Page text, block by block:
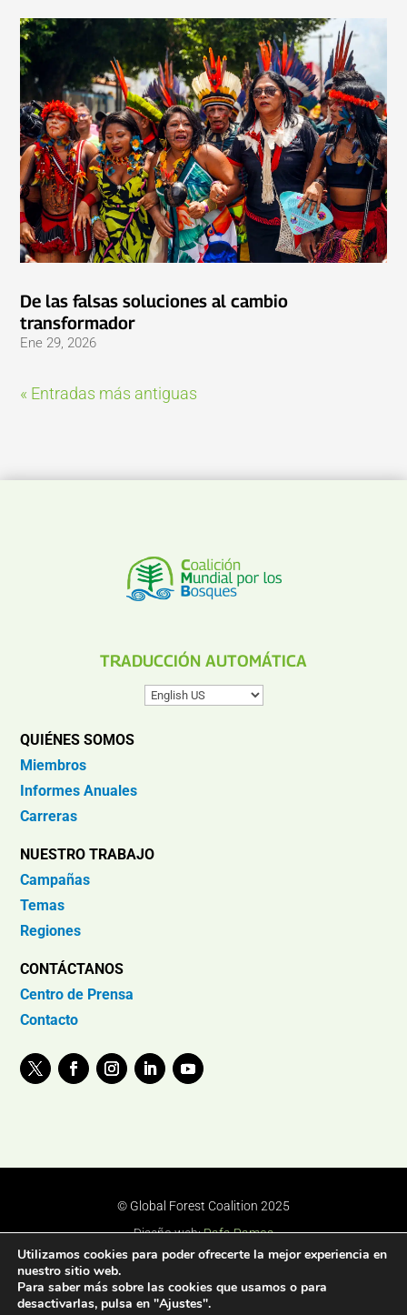
De las falsas soluciones al cambio
transformador
Ene 29, 2026
« Entradas más antiguas
TRADUCCIÓN AUTOMÁTICA
QUIÉNES SOMOS
Miembros
Informes Anuales
Carreras
NUESTRO TRABAJO
Campañas
Temas
Regiones
CONTÁCTANOS
Centro de Prensa
Contacto
© Global Forest Coalition 2025
Diseño web:Rafa Ramos
Utilizamos cookies para poder ofrecerte la mejor experiencia en
nuestro sitio web.
Para saber más sobre las cookies que usamos o para
desactivarlas, pulsa en "Ajustes".